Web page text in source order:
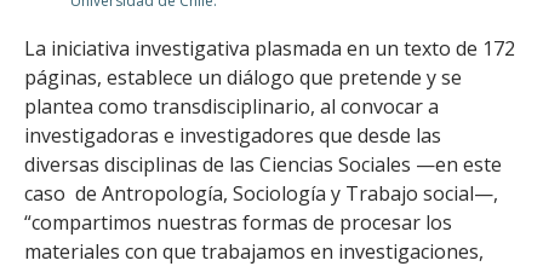
La iniciativa investigativa plasmada en un texto de 172
páginas, establece un diálogo que pretende y se
plantea como transdisciplina­rio, al convocar a
investigadoras e investigadores que desde las
diversas disciplinas de las Ciencias Sociales —en este
caso de Antropología, Sociología y Trabajo social—,
“compar­timos nuestras formas de procesar los
materiales con que trabajamos en inves­tigaciones,